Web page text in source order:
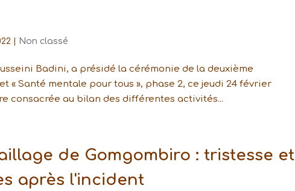
Non classé
Badini, a présidé la cérémonie de la deuxième
« Santé mentale pour tous », phase 2, ce jeudi 24 février
consacrée au bilan des différentes activités...
de Gomgombiro : tristesse et
après l'incident